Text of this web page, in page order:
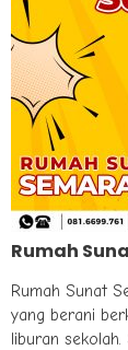
Rumah
Rumah Sunat
yang berani
liburan sekolah.